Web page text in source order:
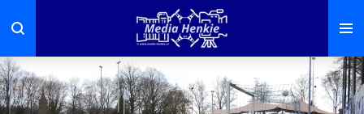
direct
naar
de
hoofdinhoud